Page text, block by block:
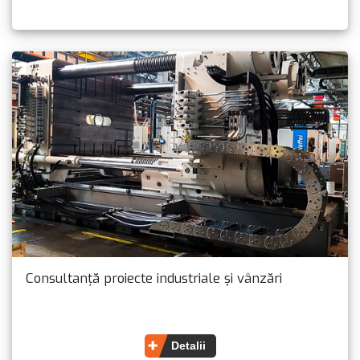
Consultanță proiecte industriale și vânzări
Detalii